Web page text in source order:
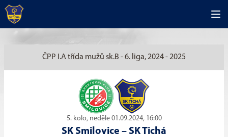
ČPP I.A třída mužů sk.B - 6. liga, 2024 - 2025
5. kolo, neděle 01.09.2024, 16:00
SK Smilovice – SK Tichá